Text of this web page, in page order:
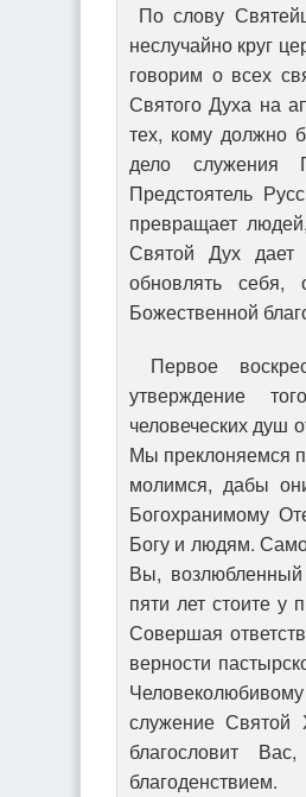
По слову
неслучайно круг
говорим о всех
Святого Духа на
тех, кому должно
дело служения
Предстоятель
превращает
Святой Дух
обновлять
Божественной
Первое
утверждение
человеческих душ
Мы преклоняемся
молимся, дабы
Богохранимому
Богу и людям.
Вы,
пяти лет стоите у
Совершая
верности
служение Святой
благословит
благоденствием.